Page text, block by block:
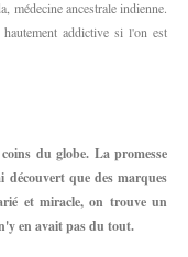
médecine ancestrale indienne.
addictive si l'on est
du globe. La promesse
que des marques
et miracle, on trouve un
en avait pas du tout.